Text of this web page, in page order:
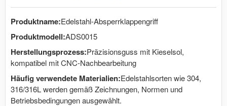
Produktname:Edelstahl-Absperrklappengriff
Produktmodell:ADS0015
Herstellungsprozess:Präzisionsguss mit Kieselsol,
kompatibel mit CNC-Nachbearbeitung
Häufig verwendete Materialien:Edelstahlsorten wie 304,
316/316L werden gemäß Zeichnungen, Normen und
Betriebsbedingungen ausgewählt.